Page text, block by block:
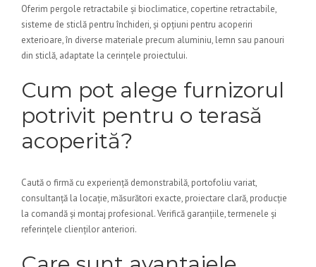
Oferim pergole retractabile și bioclimatice, copertine retractabile,
sisteme de sticlă pentru închideri, și opțiuni pentru acoperiri
exterioare, în diverse materiale precum aluminiu, lemn sau panouri
din sticlă, adaptate la cerințele proiectului.
Cum pot alege furnizorul
potrivit pentru o terasă
acoperită?
Caută o firmă cu experiență demonstrabilă, portofoliu variat,
consultanță la locație, măsurători exacte, proiectare clară, producție
la comandă și montaj profesional. Verifică garanțiile, termenele și
referințele clienților anteriori.